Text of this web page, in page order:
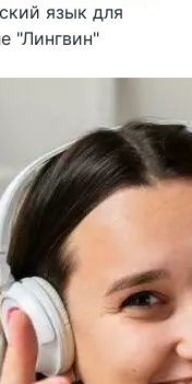
язык для
"Лингвин"